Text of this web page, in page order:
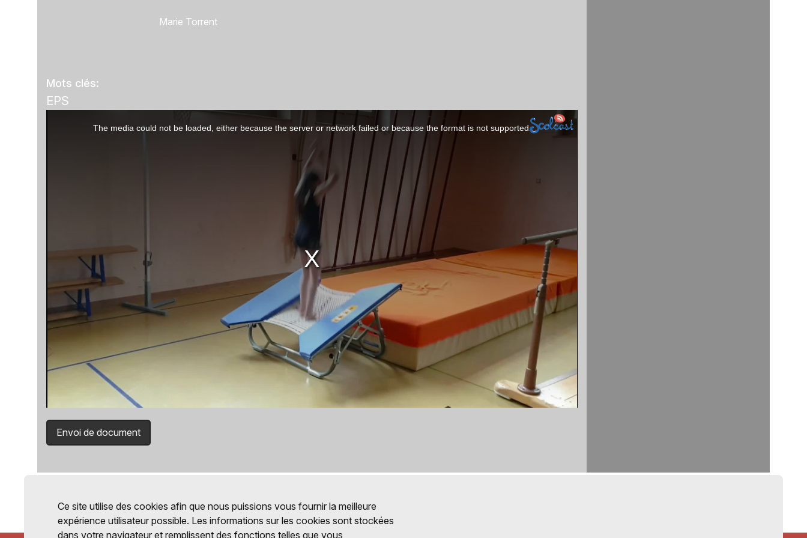
Marie Torrent
Mots clés:
EPS
The media could not be loaded, either because the server or network failed or because the format is not supported.
Envoi de document
Ce site utilise des cookies afin que nous puissions vous fournir la meilleure
expérience utilisateur possible. Les informations sur les cookies sont stockées
dans votre navigateur et remplissent des fonctions telles que vous